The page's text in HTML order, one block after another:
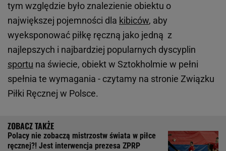
tym względzie było znalezienie obiektu o
największej pojemności dla kibiców, aby
wyeksponować piłkę ręczną jako jedną z
najlepszych i najbardziej popularnych dyscyplin
sportu na świecie, obiekt w Sztokholmie w pełni
spełnia te wymagania - czytamy na stronie Związku
Piłki Ręcznej w Polsce.
Polacy nie zobaczą mistrzostw świata w piłce
ręcznej?! Jest interwencja prezesa ZPRP